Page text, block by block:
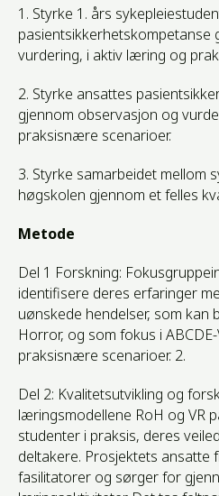
1. Styrke 1. års
pasientsikkerhetskompetanse
vurdering, i aktiv læring og
2. Styrke ansattes
gjennom observasjon og
praksisnære scenarioer.
3. Styrke samarbeidet mellom
høgskolen gjennom et felles
Metode
Del 1 Forskning:
identifisere deres erfaringer
uønskede hendelser, som kan
Horror, og som fokus i
praksisnære scenarioer. 2.
Del 2: Kvalitetsutvikling og
læringsmodellene RoH og VR
studenter i praksis, deres
deltakere. Prosjektets ansatte
fasilitatorer og sørger for